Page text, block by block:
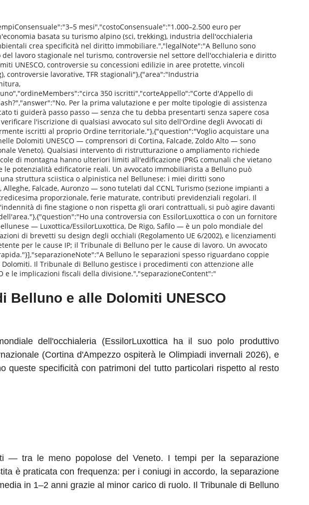
mesi","costoConsensuale":"1.000–2.500 euro per
basata su turismo alpino (sci, trekking), industria dell'occhialeria
crea specificità nel diritto immobiliare.","legalNote":"A Belluno sono
lavoro stagionale nel turismo, controversie nel settore dell'occhialeria e diritto
UNESCO, controversie su concessioni edilizie in aree protette, vincoli
lavorative, TFR stagionali"},{"area":"Industria
350 iscritti","corteAppello":"Corte d'Appello di
Per la prima valutazione e per molte tipologie di assistenza
ti guiderà passo passo — senza che tu debba presentarti senza sapere cosa
l'iscrizione di qualsiasi avvocato sul sito dell'Ordine degli Avvocati di
iscritti al proprio Ordine territoriale."},{"question":"Voglio acquistare una
Dolomiti UNESCO — comprensori di Cortina, Falcade, Zoldo Alto — sono
Veneto). Qualsiasi intervento di ristrutturazione o ampliamento richiede
di montagna hanno ulteriori limiti all'edificazione (PRG comunali che vietano
potenzialità edificatorie reali. Un avvocato immobiliarista a Belluno può
struttura sciistica o alpinistica nel Bellunese: i miei diritti sono
Falcade, Auronzo — sono tutelati dal CCNL Turismo (sezione impianti a
proporzionale, ferie maturate, contributi previdenziali regolari. Il
di fine stagione o non rispetta gli orari contrattuali, si può agire davanti
una controversia con EssilorLuxottica o con un fornitore
— Luxottica/EssilorLuxottica, De Rigo, Safilo — è un polo mondiale del
di brevetti su design degli occhiali (Regolamento UE 6/2002), e licenziamenti
per le cause IP; il Tribunale di Belluno per le cause di lavoro. Un avvocato
Belluno le separazioni spesso riguardano coppie
Il Tribunale di Belluno gestisce i procedimenti con attenzione alle
e le implicazioni fiscali della divisione.","separazioneContent":"
Belluno e alle Dolomiti UNESCO
dell'occhialeria (EssilorLuxottica ha il suo polo produttivo
(Cortina d'Ampezzo ospiterà le Olimpiadi invernali 2026), e
queste specificità con patrimoni del tutto particolari rispetto al resto
— tra le meno popolose del Veneto. I tempi per la separazione
è praticata con frequenza: per i coniugi in accordo, la separazione
in 1–2 anni grazie al minor carico di ruolo. Il Tribunale di Belluno